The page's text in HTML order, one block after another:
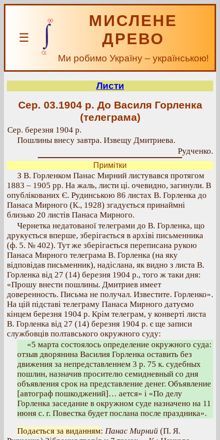
☰
МИСЛЕНЕ
ДРЕВО
Ми робимо Україну – українською!
Листи
Сер. 03.1904 р. До Василя Горленка
(телеграма)
Сер. березня 1904 р.
Пошлины внесу завтра. Извещу Дмитриева.
Рудченко.
Примітки
З В. Горленком Панас Мирний листувався протягом
1883 – 1905 рр. На жаль, листи ці. очевидно, загинули. В
опублікованих Є. Рудинською 86 листах В. Горленка до
Панаса Мирного (К., 1928) згадується принаймні
близько 20 листів Панаса Мирного.
Чернетка недатованої телеграми до В. Горленка, що
друкується вперше, зберігається в архіві письменника
(ф. 5. № 402). Тут же зберігається переписана рукою
Панаса Мирного телеграма В. Горленка (на яку
відповідав письменник), надіслана, як видно з листа В.
Горленка від 27 (14) березня 1904 р., того ж таки дня:
«Прошу внести пошлины. Дмитриев имеет
доверенность. Письма не получал. Известите. Горленко».
На цій підставі телеграму Панаса Мирного датуємо
кінцем березня 1904 р. Крім телеграм, у конверті листа
В. Горленка від 27 (14) березня 1904 р. є ще записи
службовців полтавського окружного суду:
«5 марта состоялось определение окружного суда:
отзыв дворянина Василия Горленка оставить без
движения за непредставленнем 3 р. 75 к. судебных
пошлин, назначив просителю семидневный со дня
объявления срок на представление денег. Объявление
[автограф пошкоджений]… ается» і «По делу
Горленка заседание в окружном суде назначено на 11
июня с. г. Повестка будет послана после праздника».
Подається за виданням: Панас Мирний (П. Я.